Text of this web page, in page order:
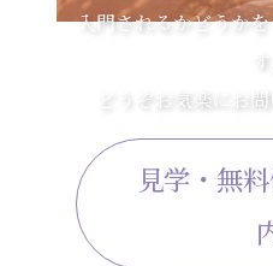
入門されるかどうか
す。
どうぞお気楽にお
見学・無